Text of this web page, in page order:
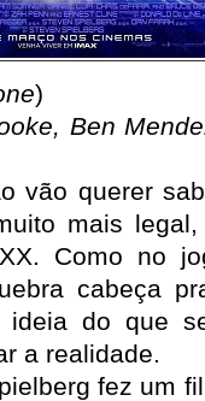
)
Ben
vão querer
mais
Como no
cabeça
do que
a realidade.
fez um